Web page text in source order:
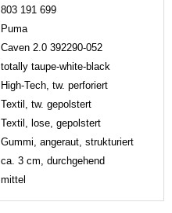
803 191 699
Puma
Caven 2.0 392290-052
totally taupe-white-black
High-Tech, tw. perforiert
Textil, tw. gepolstert
Textil, lose, gepolstert
Gummi, angeraut, strukturiert
ca. 3 cm, durchgehend
mittel